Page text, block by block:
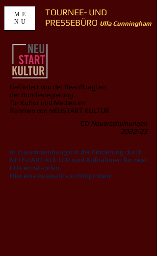
TOURNEE- UND
PRESSEBÜRO Ulla Cunningham
ME
NU
Gefördert von der Beauftragten
der Bundesregierung
für Kultur und Medien im
Rahmen von NEUSTART KULTUR
CD Neuerscheinungen
2022/23
In Zusammenhang mit der Förderung durch
NEUSTART KULTUR sind Aufnahmen für zwei
CDs entstanden.
Hier eine Auswahl von Hörproben: